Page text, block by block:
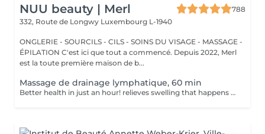
NUU beauty | Merl
788
332, Route de Longwy Luxembourg L-1940
ONGLERIE - SOURCILS - CILS - SOINS DU VISAGE - MASSAGE -
ÉPILATION C'est ici que tout a commencé. Depuis 2022, Merl
est la toute première maison de b...
Massage de drainage lymphatique, 60 min
Better health in just an hour! relieves swelling that happens when medical treatment or illness blocks your lymphatic system. Lymphatic drainage massage involves gently manipulating specific areas of your body to help lymph move to an area with working lymph vessels. Benefits of getting a lymphatic drainage massage: - improves body immune system - helps with post-injury swelling - eases tension in the body How is a lymphatic drainage massage done? - head and neck are massaged - shoulders and back are massaged - hands and arms are massaged - feet and legs are massaged - belly is massaged Age restrictions: there are no age restrictions for this procedure. Post procedure recommendations: do not do sport and any sharp movements 2-3 hours after the procedure. Frequency: 1-2 times per week, 10 times in total. Repeat once in 3-6 months.